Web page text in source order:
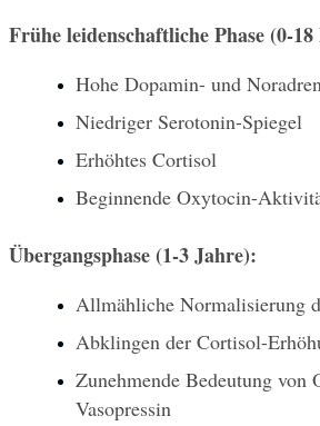
Frühe leidenschaftliche Phase (0-
Hohe Dopamin- und
Niedriger Serotonin-Spiegel
Erhöhtes Cortisol
Beginnende Oxytocin-
Übergangsphase (1-3 Jahre):
Allmähliche Normalisierung
Abklingen der Cortisol-
Zunehmende Bedeutung von
Vasopressin